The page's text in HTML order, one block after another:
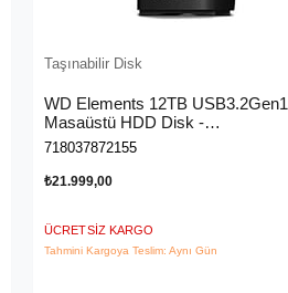
Taşınabilir Disk
WD Elements 12TB USB3.2Gen1
Masaüstü HDD Disk -
WDBWLG0120HBK-EESN
718037872155
₺21.999,00
ÜCRETSIZ KARGO
Tahmini Kargoya Teslim: Aynı Gün